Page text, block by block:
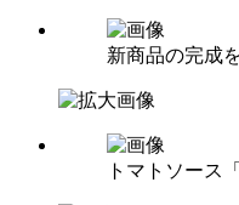
新商品の完成
トマトソース